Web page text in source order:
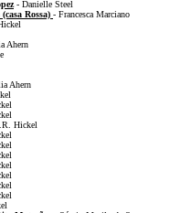
- Danielle Steel
Rossa) - Francesca Marciano
Ahern
Ahern
Hickel